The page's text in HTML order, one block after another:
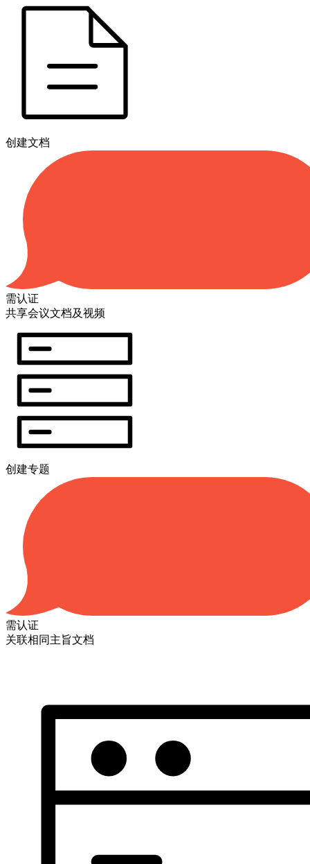
创建文档
需认证
共享会议文档及视频
创建专题
需认证
关联相同主旨文档